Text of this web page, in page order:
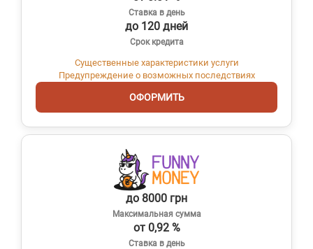
Ставка в день
до 120 дней
Срок кредита
Существенные характеристики услуги
Предупреждение о возможных последствиях
ОФОРМИТЬ
до 8000 грн
Максимальная сумма
от 0,92 %
Ставка в день